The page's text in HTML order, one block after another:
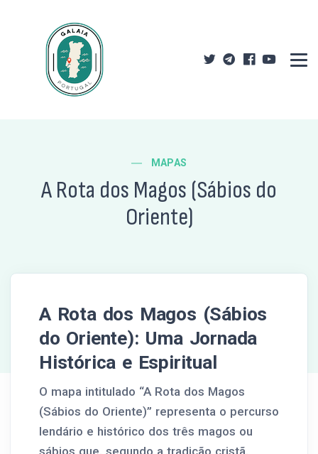
MAPAS
A Rota dos Magos (Sábios do
Oriente)
A Rota dos Magos (Sábios
do Oriente): Uma Jornada
Histórica e Espiritual
O mapa intitulado “A Rota dos Magos
(Sábios do Oriente)” representa o percurso
lendário e histórico dos três magos ou
sábios que, segundo a tradição cristã,